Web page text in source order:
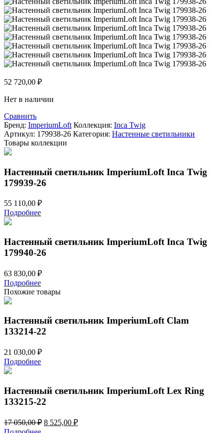
52 720,00 ₽
Нет в наличии
Сравнить
Бренд: ImperiumLoft Коллекция: Inca Twig
Артикул: 179938-26 Категория: Настенные светильники
Товары коллекции
Настенный светильник ImperiumLoft Inca Twig
179939-26
55 110,00 ₽
Подробнее
Настенный светильник ImperiumLoft Inca Twig
179940-26
63 830,00 ₽
Подробнее
Похожие товары
Настенный светильник ImperiumLoft Clam
133214-22
21 030,00 ₽
Подробнее
Настенный светильник ImperiumLoft Lex Ring
133215-22
17 050,00₽ Первоначальная
8 525,00 ₽Текущая